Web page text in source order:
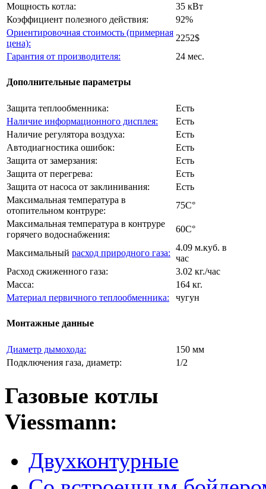
Мощность котла:
35 кВт
Коэффициент полезного действия:
92%
Ориентировочная стоимость (примерная
цена):
2252$
Гарантия от производителя:
24 мес.
Дополнительные параметры
Защита теплообменника:
Есть
Наличие информационного дисплея:
Есть
Наличие регулятора воздуха:
Есть
Автодиагностика ошибок:
Есть
Защита от замерзания:
Есть
Защита от перегрева:
Есть
Защита от насоса от заклинивания:
Есть
Максимальная температура в
отопительном контруре:
75C°
Максимальная температура в контруре
горячего водоснабжения:
60C°
Максимальный расход природного газа:
4.09 м.куб. в
час
Расход сжиженного газа:
3.02 кг./час
Масса:
164 кг.
Материал первичного теплообменника:
чугун
Монтажные данные
Диаметр дымохода:
150 мм
Подключения газа, диаметр:
1/2
Газовые котлы
Viessmann:
Двухконтурные